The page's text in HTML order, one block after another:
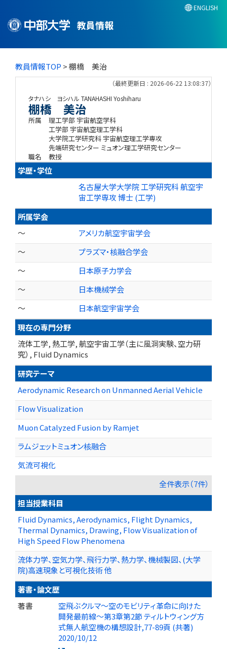
教員情報
ENGLISH
教員情報TOP > 棚橋 美治
（最終更新日 : 2026-06-22 13:08:37）
タナハシ ヨシハル TANAHASHI Yoshiharu
棚橋 美治
所属
理工学部 宇宙航空学科
工学部 宇宙航空理工学科
大学院工学研究科 宇宙航空理工学専攻
先端研究センター ミュオン理工学研究センター
職名
教授
学歴・学位
名古屋大学大学院 工学研究科 航空宇
宙工学専攻 博士 (工学)
所属学会
～
アメリカ航空宇宙学会
～
プラズマ・核融合学会
～
日本原子力学会
～
日本機械学会
～
日本航空宇宙学会
現在の専門分野
流体工学, 熱工学, 航空宇宙工学（主に風洞実験、空力研
究）, Fluid Dynamics
研究テーマ
Aerodynamic Research on Unmanned Aerial Vehicle
Flow Visualization
Muon Catalyzed Fusion by Ramjet
ラムジェットミュオン核融合
気流可視化
全件表示（7件）
担当授業科目
Fluid Dynamics, Aerodynamics, Flight Dynamics,
Thermal Dynamics, Drawing, Flow Visualization of
High Speed Flow Phenomena
流体力学、空気力学、飛行力学、熱力学、機械製図、(大学
院)高速現象と可視化技術 他
著書・論文歴
著書
空飛ぶクルマ～空のモビリティ革命に向けた
開発最前線～第3章第2節 ティルトウィング方
式無人航空機の構想設計,77-89頁 (共著)
2020/10/12